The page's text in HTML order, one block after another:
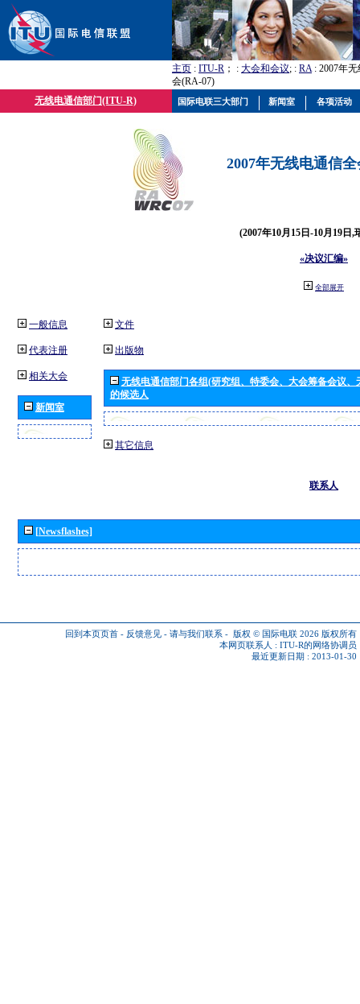
主页 : ITU-R ； : 大会和会议; : RA: 2007年
会(RA-07)
无线电通信部门(ITU-R)
2007年无线电通信
(2007年10月15日-10月19日,
«决议汇编»
全部展开
一般信息
代表注册
相关大会
新闻室
文件
出版物
无线电通信部门各组(研究组、特委会、大会筹备会议
的候选人
其它信息
联系人
[Newsflashes]
回到本页页首 - 反馈意见 - 请与我们联系 - 版权 © 国际电联 2026 版权所有
本网页联系人 : ITU-R的网络协调员
最近更新日期 : 2013-01-30
国际电联三大部门 新闻室 各项活动